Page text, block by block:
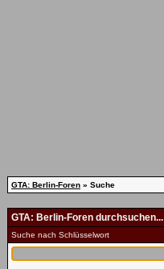
GTA: Berlin-Foren » Suche
GTA: Berlin-Foren durchsuchen...
Suche nach Schlüsselwort